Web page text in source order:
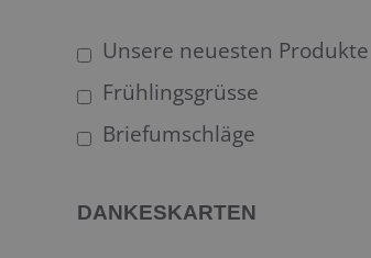
Unsere neuesten Produkte
Frühlingsgrüsse
Briefumschläge
DANKESKARTEN